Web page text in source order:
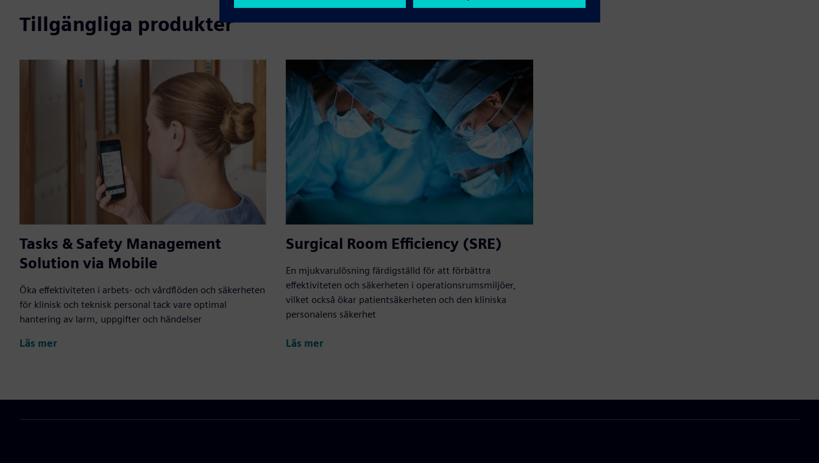
Tillgängliga produkter
Tasks & Safety Management
Solution via Mobile
Öka effektiviteten i arbets- och vårdflöden och säkerheten
för klinisk och teknisk personal tack vare optimal
hantering av larm, uppgifter och händelser
Läs mer
Surgical Room Efficiency (SRE)
En mjukvarulösning färdigställd för att förbättra
effektiviteten och säkerheten i operationsrumsmiljöer,
vilket också ökar patientsäkerheten och den kliniska
personalens säkerhet
Läs mer